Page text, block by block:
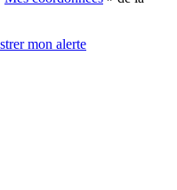
mon alerte